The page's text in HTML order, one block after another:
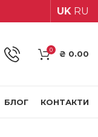
UK RU
0 ₴ 0.00
БЛОГ КОНТАКТИ